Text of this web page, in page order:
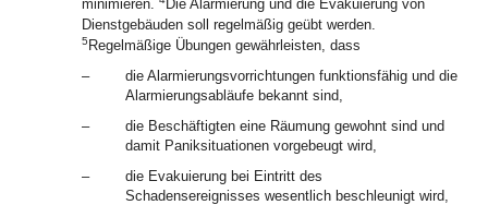
minimieren.
Die Alarmierung und die Evakuierung von
Dienstgebäuden soll regelmäßig geübt werden.
5 Regelmäßige Übungen gewährleisten, dass
–
die Alarmierungsvorrichtungen funktionsfähig und die
Alarmierungsabläufe bekannt sind,
–
die Beschäftigten eine Räumung gewohnt sind und
damit Paniksituationen vorgebeugt wird,
–
die Evakuierung bei Eintritt des
Schadensereignisses wesentlich beschleunigt wird,